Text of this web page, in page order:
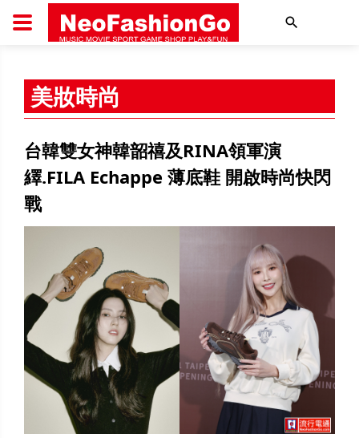
搜尋
美妝時尚
台韓雙女神韓韶禧及RINA領軍演
繹.FILA Echappe 薄底鞋 開啟時尚快閃
戰